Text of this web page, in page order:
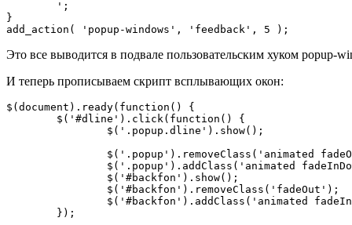
}
add_action( 'popup-windows', 'feedback', 5 );
Это все выводится в подвале пользовательским хуком popup-
И теперь прописываем скрипт всплывающих окон:
$(document).ready(function() {